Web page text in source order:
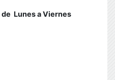
Lunes a Viernes